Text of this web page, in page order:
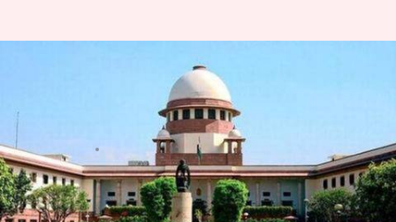
अयोध्या विवाद: SC ने मांगे जमीन पर
अधिकार के सबूत, निर्मोही अखाड़ा
बोला- चोरी हो गए
लेखन मुकुल तोमर Aug 07, 2019 04:49 pm
क्या है खबर?